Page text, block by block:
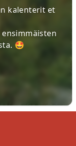
kalenterit et
🤩